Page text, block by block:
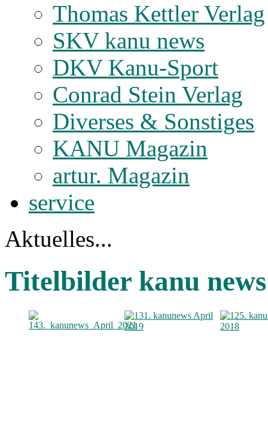
Thomas Kettler Verlag
SKV kanu news
DKV Kanu-Sport
Conrad Stein Verlag
Diverses & Sonstiges
KANU Magazin
artur. Magazin
service
Aktuelles...
Titelbilder kanu news